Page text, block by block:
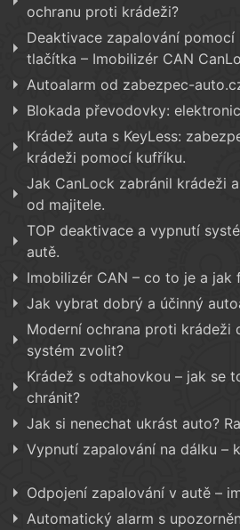
ochranu proti krádeži?
Deaktivace zapalování pomocí
tlačítka – Imobilizér CAN
Autoalarm od zabezpec-
Blokada převodovky:
Krádež auta s KeyLess:
krádeži pomocí kufříku.
Jak CanLock zabránil krádeži
od majitele.
TOP deaktivace a vypnutí
autě.
Imobilizér CAN – co to je a jak
Jak vybrat dobrý a účinný
Moderní ochrana proti krádeži
systém zvolit?
Krádež s odtahovkou – jak se
chránit?
Jak si nenechat ukrást auto?
Vypnutí zapalování na dálku –
Odpojení zapalování v autě –
Automatický alarm s